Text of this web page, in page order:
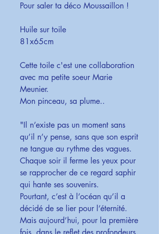
Pour saler ta déco Moussaillon !
Huile sur toile
81x65cm
Cette toile c'est une collaboration
avec ma petite soeur Marie
Meunier.
Mon pinceau, sa plume..
"Il n’existe pas un moment sans
qu’il n’y pense, sans que son esprit
ne tangue au rythme des vagues.
Chaque soir il ferme les yeux pour
se rapprocher de ce regard saphir
qui hante ses souvenirs.
Pourtant, c’est à l’océan qu’il a
décidé de se lier pour l’éternité.
Mais aujourd’hui, pour la première